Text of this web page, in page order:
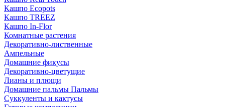
Кашпо Ecopots
Кашпо TREEZ
Кашпо In-Flor
Комнатные растения
Декоративно-лиственные
Ампельные
Домашние фикусы
Декоративно-цветущие
Лианы и плющи
Домашние пальмы Пальмы
Суккуленты и кактусы